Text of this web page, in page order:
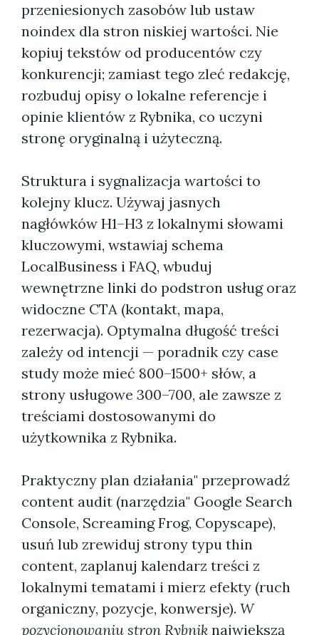
przeniesionych zasobów lub ustaw
noindex dla stron niskiej wartości. Nie
kopiuj tekstów od producentów czy
konkurencji; zamiast tego zleć redakcję,
rozbuduj opisy o lokalne referencje i
opinie klientów z Rybnika, co uczyni
stronę oryginalną i użyteczną.
Struktura i sygnalizacja wartości to
kolejny klucz. Używaj jasnych
nagłówków H1–H3 z lokalnymi słowami
kluczowymi, wstawiaj schema
LocalBusiness i FAQ, wbuduj
wewnętrzne linki do podstron usług oraz
widoczne CTA (kontakt, mapa,
rezerwacja). Optymalna długość treści
zależy od intencji — poradnik czy case
study może mieć 800–1500+ słów, a
strony usługowe 300–700, ale zawsze z
treściami dostosowanymi do
użytkownika z Rybnika.
Praktyczny plan działania" przeprowadź
content audit (narzędzia" Google Search
Console, Screaming Frog, Copyscape),
usuń lub zrewiduj strony typu thin
content, zaplanuj kalendarz treści z
lokalnymi tematami i mierz efekty (ruch
organiczny, pozycje, konwersje). W
pozycjonowaniu stron Rybnik największą